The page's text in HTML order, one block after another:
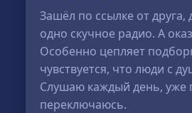
Зашёл по ссылке от друга,
одно скучное радио. А
Особенно цепляет
чувствуется, что люди с
Слушаю каждый день, уже
переключаюсь.